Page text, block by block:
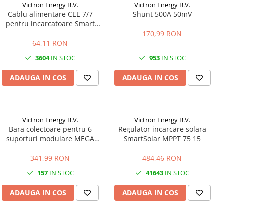
Victron Energy B.V.
Cablu alimentare CEE 7/7
pentru incarcatoare Smart
64,11 RON
3604IN STOC
ADAUGA IN COS
Victron Energy B.V.
Shunt 500A 50mV
170,99 RON
953IN STOC
ADAUGA IN COS
Victron Energy B.V.
Bara colectoare pentru 6
suporturi modulare MEGA
341,99 RON
157IN STOC
ADAUGA IN COS
Victron Energy B.V.
Regulator incarcare solara
SmartSolar MPPT 75 15
484,46 RON
41643IN STOC
ADAUGA IN COS